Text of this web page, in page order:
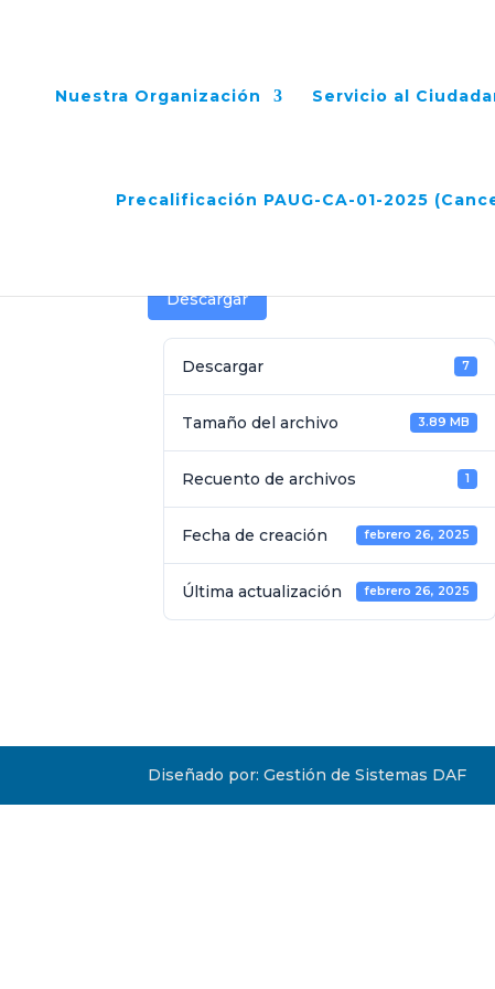
Nuestra Organización Servicio al
Precalificación PAUG-CA-01-2025
Feb 26, 2025
Descargar
Descargar 7
Tamaño del archivo 3.89 MB
Recuento de archivos 1
Fecha de creación febrero 26, 2025
Última actualización febrero 26, 2025
Diseñado por: Gestión de Sistemas DAF